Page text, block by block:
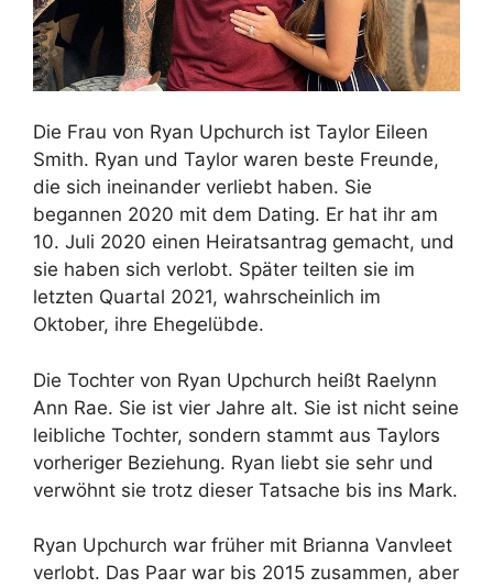
Die Frau von Ryan Upchurch ist Taylor Eileen
Smith. Ryan und Taylor waren beste Freunde,
die sich ineinander verliebt haben. Sie
begannen 2020 mit dem Dating. Er hat ihr am
10. Juli 2020 einen Heiratsantrag gemacht, und
sie haben sich verlobt. Später teilten sie im
letzten Quartal 2021, wahrscheinlich im
Oktober, ihre Ehegelübde.
Die Tochter von Ryan Upchurch heißt Raelynn
Ann Rae. Sie ist vier Jahre alt. Sie ist nicht seine
leibliche Tochter, sondern stammt aus Taylors
vorheriger Beziehung. Ryan liebt sie sehr und
verwöhnt sie trotz dieser Tatsache bis ins Mark.
Ryan Upchurch war früher mit Brianna Vanvleet
verlobt. Das Paar war bis 2015 zusammen, aber